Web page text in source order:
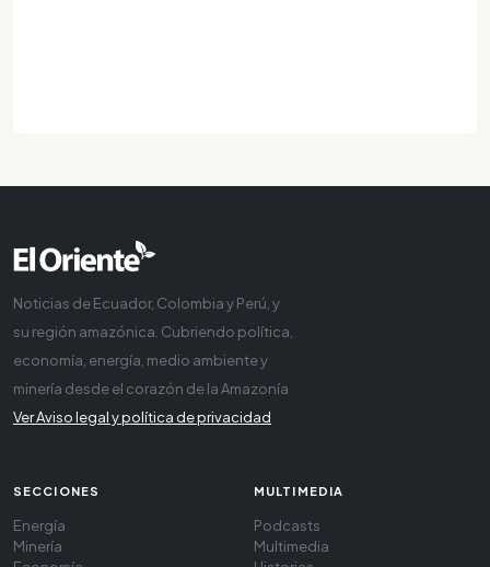
Noticias de Ecuador, Colombia y Perú, y
su región amazónica. Cubriendo política,
economía, energía, medio ambiente y
minería desde el corazón de la Amazonía
Ver Aviso legal y política de privacidad
SECCIONES
Energía
Minería
MULTIMEDIA
Podcasts
Multimedia